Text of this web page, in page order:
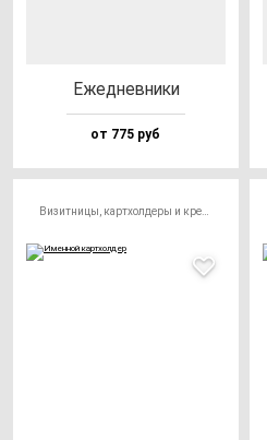
Ежед­нев­ни­ки
от 775 руб